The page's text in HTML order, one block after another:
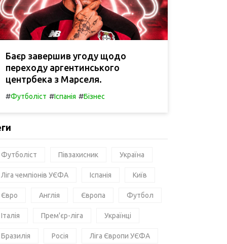
Баєр завершив угоду щодо
переходу аргентинського
центрбека з Марселя.
#Футболіст #Іспанія #Бізнес
Футболіст Півзахисник Україна
Ліга чемпіонів УЄФА Іспанія Київ
Євро Англія Європа Футбол
Італія Прем'єр-ліга Українці
Бразилія Росія Ліга Європи УЄФА